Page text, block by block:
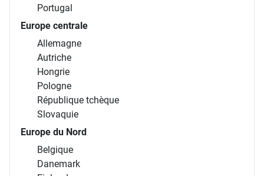
Portugal
Europe centrale
Allemagne
Autriche
Hongrie
Pologne
République tchèque
Slovaquie
Europe du Nord
Belgique
Danemark